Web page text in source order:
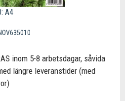
A4
inom 5-8 arbetsdagar, såvida
längre leveranstider (med